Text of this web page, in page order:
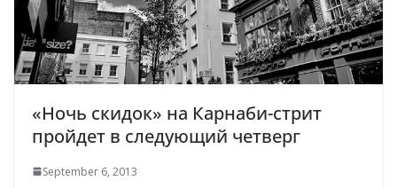
«Ночь скидок» на Карнаби-стрит
пройдет в следующий четверг
September 6, 2013